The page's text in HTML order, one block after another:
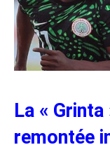
La « Grinta
remontée